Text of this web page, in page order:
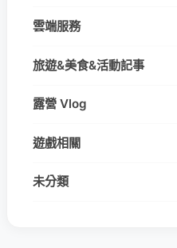
雲端服務
旅遊&美食&活動記事
露營 Vlog
遊戲相關
未分類